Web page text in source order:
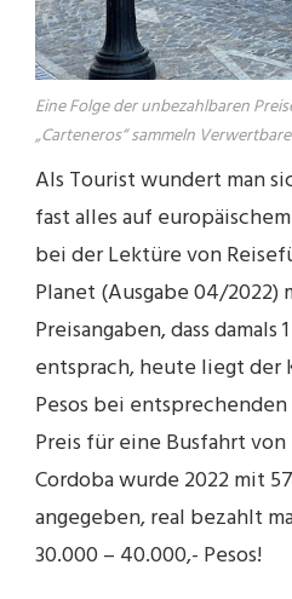
Eine Folge der unbezahlbaren
„Carteneros“ sammeln
Als Tourist wundert man
fast alles auf
bei der Lektüre von
Planet (Ausgabe 04/2022)
Preisangaben, dass damals
entsprach, heute liegt der
Pesos bei
Preis für eine Busfahrt
Cordoba wurde 2022 mit
angegeben, real bezahlt
30.000 – 40.000,- Pesos!